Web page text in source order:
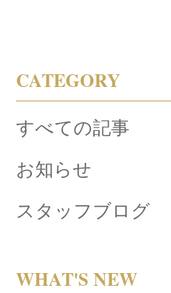
CATEGORY
すべての記事
お知らせ
スタッフブログ
WHAT'S NEW